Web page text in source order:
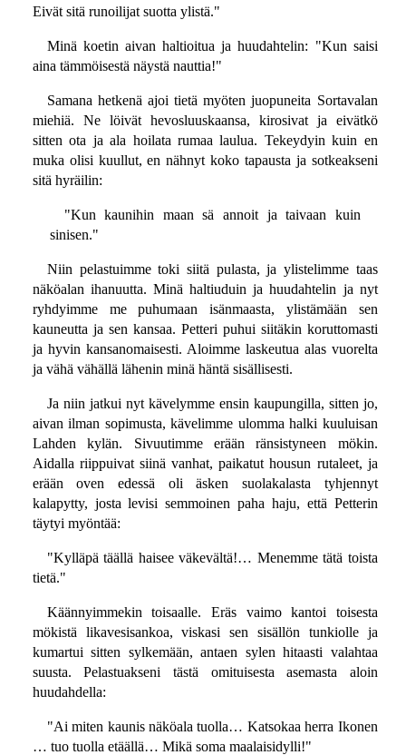
Eivät sitä runoilijat suotta ylistä."
Minä koetin aivan haltioitua ja huudahtelin: "Kun saisi
aina tämmöisestä näystä nauttia!"
Samana hetkenä ajoi tietä myöten juopuneita Sortavalan
miehiä. Ne löivät hevosluuskaansa, kirosivat ja eivätkö
sitten ota ja ala hoilata rumaa laulua. Tekeydyin kuin en
muka olisi kuullut, en nähnyt koko tapausta ja sotkeakseni
sitä hyräilin:
"Kun kaunihin maan sä annoit ja taivaan kuin
sinisen."
Niin pelastuimme toki siitä pulasta, ja ylistelimme taas
näköalan ihanuutta. Minä haltiuduin ja huudahtelin ja nyt
ryhdyimme me puhumaan isänmaasta, ylistämään sen
kauneutta ja sen kansaa. Petteri puhui siitäkin koruttomasti
ja hyvin kansanomaisesti. Aloimme laskeutua alas vuorelta
ja vähä vähällä lähenin minä häntä sisällisesti.
Ja niin jatkui nyt kävelymme ensin kaupungilla, sitten jo,
aivan ilman sopimusta, kävelimme ulomma halki kuuluisan
Lahden kylän. Sivuutimme erään ränsistyneen mökin.
Aidalla riippuivat siinä vanhat, paikatut housun rutaleet, ja
erään oven edessä oli äsken suolakalasta tyhjennyt
kalapytty, josta levisi semmoinen paha haju, että Petterin
täytyi myöntää:
"Kylläpä täällä haisee väkevältä!… Menemme tätä toista
tietä."
Käännyimmekin toisaalle. Eräs vaimo kantoi toisesta
mökistä likavesisankoa, viskasi sen sisällön tunkiolle ja
kumartui sitten sylkemään, antaen sylen hitaasti valahtaa
suusta. Pelastuakseni tästä omituisesta asemasta aloin
huudahdella:
"Ai miten kaunis näköala tuolla… Katsokaa herra Ikonen
… tuo tuolla etäällä… Mikä soma maalaisidylli!"